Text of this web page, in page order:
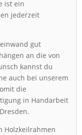
ist ein
jederzeit
gut
an die von
kannst du
auch bei unserem
die
in Handarbeit
Holzkeilrahmen